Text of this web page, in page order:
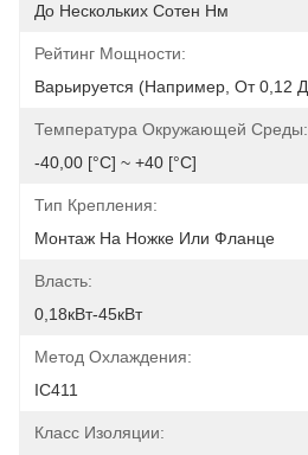
До Нескольких Сотен Нм
Рейтинг Мощности:
Варьируется (например, От 0,12
Температура Окружающей Среды:
-40,00 [°С] ~ +40 [°С]
Тип Крепления:
Монтаж На Ножке Или Фланце
Власть:
0,18кВт-45кВт
Метод Охлаждения:
IC411
Класс Изоляции: